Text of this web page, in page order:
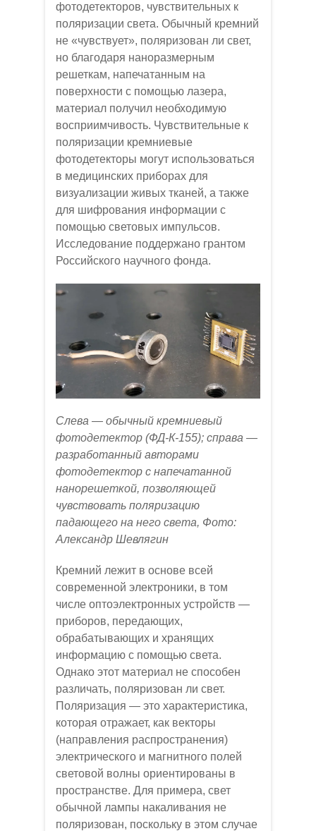
фотодетекторов, чувствительных к
поляризации света. Обычный кремний
не «чувствует», поляризован ли свет,
но благодаря наноразмерным
решеткам, напечатанным на
поверхности с помощью лазера,
материал получил необходимую
восприимчивость. Чувствительные к
поляризации кремниевые
фотодетекторы могут использоваться
в медицинских приборах для
визуализации живых тканей, а также
для шифрования информации с
помощью световых импульсов.
Исследование поддержано грантом
Российского научного фонда.
Слева — обычный кремниевый
фотодетектор (ФД-К-155); справа —
разработанный авторами
фотодетектор с напечатанной
нанорешеткой, позволяющей
чувствовать поляризацию
падающего на него света, Фото:
Александр Шевлягин
Кремний лежит в основе всей
современной электроники, в том
числе оптоэлектронных устройств —
приборов, передающих,
обрабатывающих и хранящих
информацию с помощью света.
Однако этот материал не способен
различать, поляризован ли свет.
Поляризация — это характеристика,
которая отражает, как векторы
(направления распространения)
электрического и магнитного полей
световой волны ориентированы в
пространстве. Для примера, свет
обычной лампы накаливания не
поляризован, поскольку в этом случае